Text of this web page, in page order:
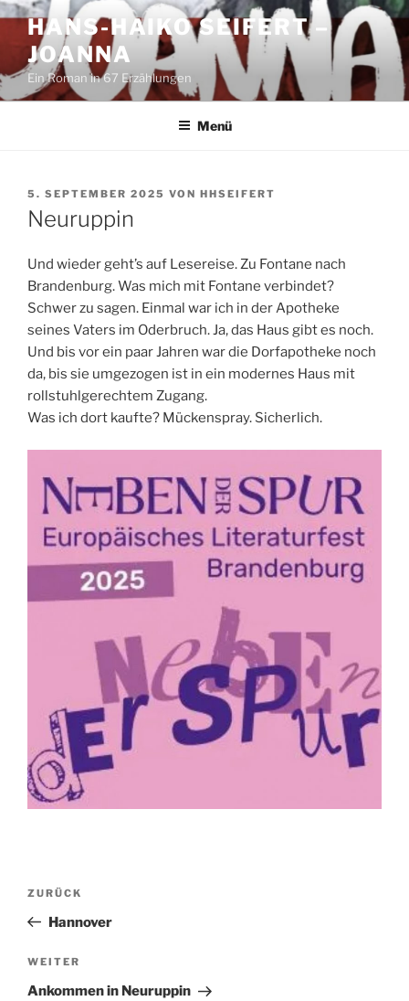
Zum
Inhalt
springen
HANS-HAIKO SEIFERT –
JOANNA
Ein Roman in 67 Erzählungen
Menü
VERÖFFENTLICHT
AM
5. SEPTEMBER 2025 VON HHSEIFERT
Neuruppin
Und wieder geht’s auf Lesereise. Zu Fontane nach
Brandenburg. Was mich mit Fontane verbindet?
Schwer zu sagen. Einmal war ich in der Apotheke
seines Vaters im Oderbruch. Ja, das Haus gibt es noch.
Und bis vor ein paar Jahren war die Dorfapotheke noch
da, bis sie umgezogen ist in ein modernes Haus mit
rollstuhlgerechtem Zugang.
Was ich dort kaufte? Mückenspray. Sicherlich.
Beitragsnavigation
Vorheriger
Beitrag
ZURÜCK
Hannover
Nächster
Beitrag
WEITER
Ankommen in Neuruppin